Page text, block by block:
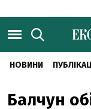
НОВИНИ
Балчун